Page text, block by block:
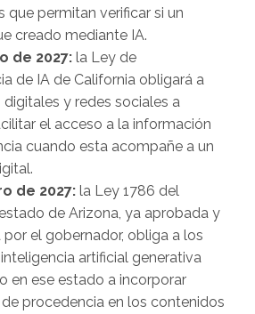
que permitan verificar si un
creado mediante IA.
de 2027: la Ley de
de IA de California obligará a
y redes sociales a
el acceso a la información
cuando esta acompañe a un
de 2027: la Ley 1786 del
de Arizona, ya aprobada y
el gobernador, obliga a los
artificial generativa
en ese estado a incorporar
procedencia en los contenidos